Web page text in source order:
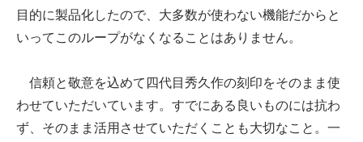
目的に製品化したので、大多数が使わない機能だからと
いってこのループがなくなることはありません。
信頼と敬意を込めて四代目秀久作の刻印をそのまま使
わせていただいています。すでにある良いものには抗わ
ず、そのまま活用させていただくことも大切なこと。一